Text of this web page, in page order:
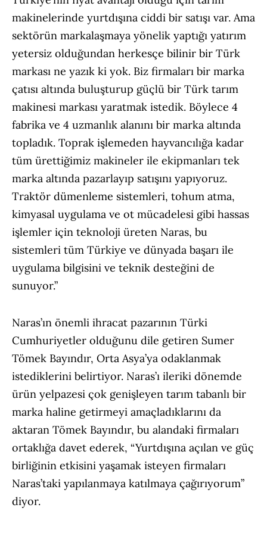
makinelerinde yurtdışına ciddi bir satışı var. Ama
sektörün markalaşmaya yönelik yaptığı yatırım
yetersiz olduğundan herkesçe bilinir bir Türk
markası ne yazık ki yok. Biz firmaları bir marka
çatısı altında buluşturup güçlü bir Türk tarım
makinesi markası yaratmak istedik. Böylece 4
fabrika ve 4 uzmanlık alanını bir marka altında
topladık. Toprak işlemeden hayvancılığa kadar
tüm ürettiğimiz makineler ile ekipmanları tek
marka altında pazarlayıp satışını yapıyoruz.
Traktör dümenleme sistemleri, tohum atma,
kimyasal uygulama ve ot mücadelesi gibi hassas
işlemler için teknoloji üreten Naras, bu
sistemleri tüm Türkiye ve dünyada başarı ile
uygulama bilgisini ve teknik desteğini de
sunuyor.”
Naras’ın önemli ihracat pazarının Türki
Cumhuriyetler olduğunu dile getiren Sumer
Tömek Bayındır, Orta Asya’ya odaklanmak
istediklerini belirtiyor. Naras’ı ileriki dönemde
ürün yelpazesi çok genişleyen tarım tabanlı bir
marka haline getirmeyi amaçladıklarını da
aktaran Tömek Bayındır, bu alandaki firmaları
ortaklığa davet ederek, “Yurtdışına açılan ve güç
birliğinin etkisini yaşamak isteyen firmaları
Naras’taki yapılanmaya katılmaya çağırıyorum”
diyor.